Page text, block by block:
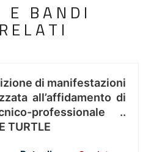
E BANDI
di manifestazioni
all’affidamento di
professionale ..
TURTLE